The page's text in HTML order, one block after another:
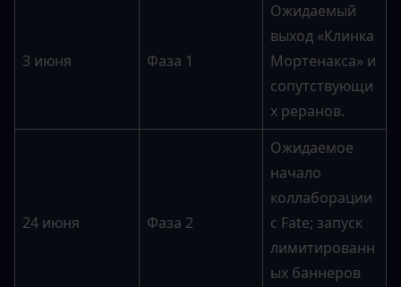
3 июня Фаза 1
Ожидаемый
выход «Клинка
Мортенакса» и
сопутствующи
х реранов.
24 июня Фаза 2
Ожидаемое
начало
коллаборации
с Fate; запуск
лимитированн
ых баннеров